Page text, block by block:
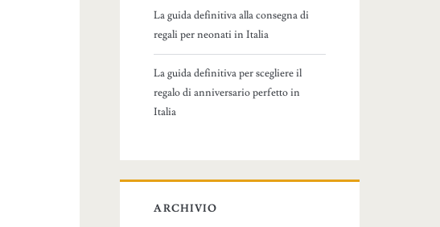
La guida definitiva alla consegna di
regali per neonati in Italia
La guida definitiva per scegliere il
regalo di anniversario perfetto in
Italia
ARCHIVIO